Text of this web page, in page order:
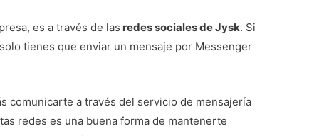
es a través de las redes sociales de Jysk. Si
tienes que enviar un mensaje por Messenger
comunicarte a través del servicio de mensajería
redes es una buena forma de mantenerte